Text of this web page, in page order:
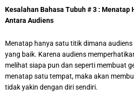
Kesalahan Bahasa Tubuh # 3 : Menatap
Antara Audiens
Menatap hanya satu titik dimana
yang baik. Karena audiens
melihat siapa pun dan seperti membuat
menatap satu tempat, maka akan
tidak yakin dengan diri sendiri.